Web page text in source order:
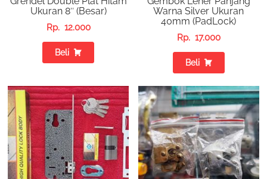
Ukuran 8″ (Besar)
Rp. 12.000
Beli
Warna Silver Ukuran
40mm (PadLock)
Rp. 17.000
Beli